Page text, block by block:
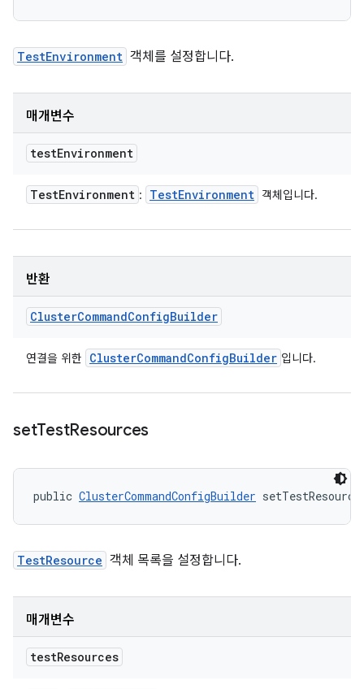
TestEnvironment 객체를 설정합니다.
매개변수
testEnvironment
TestEnvironment : TestEnvironment 객체입니다.
반환
ClusterCommandConfigBuilder
연결을 위한 ClusterCommandConfigBuilder 입니다.
setTestResources
public ClusterCommandConfigBuilder
TestResource 객체 목록을 설정합니다.
매개변수
testResources